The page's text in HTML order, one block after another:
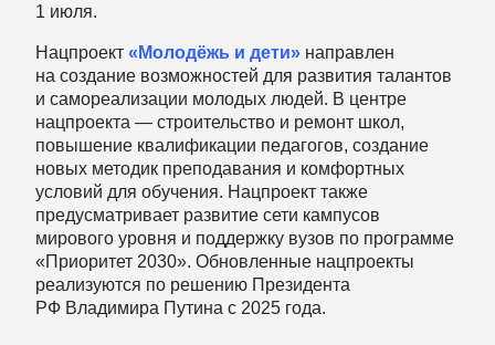
1 июля.
Нацпроект «Молодёжь и дети» направлен
на создание возможностей для развития талантов
и самореализации молодых людей. В центре
нацпроекта — строительство и ремонт школ,
повышение квалификации педагогов, создание
новых методик преподавания и комфортных
условий для обучения. Нацпроект также
предусматривает развитие сети кампусов
мирового уровня и поддержку вузов по программе
«Приоритет 2030». Обновленные нацпроекты
реализуются по решению Президента
РФ Владимира Путина с 2025 года.